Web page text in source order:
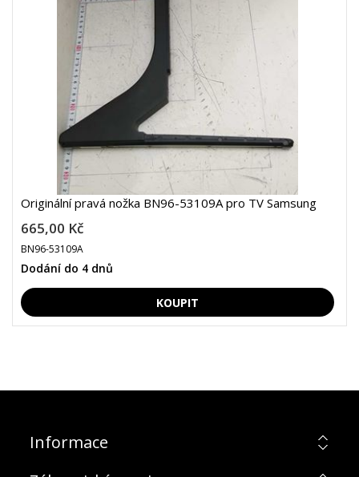
Originální pravá nožka BN96-53109A pro TV Samsung
665,00 Kč
BN96-53109A
Dodání do 4 dnů
Informace